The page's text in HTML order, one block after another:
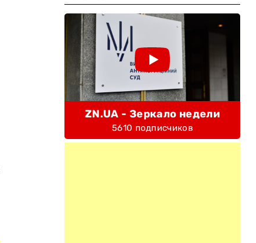
ZN.UA - Зеркало недели
5610 подписчиков